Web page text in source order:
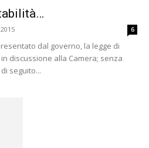
6
dal governo, la legge di
discussione alla Camera; senza
seguito...